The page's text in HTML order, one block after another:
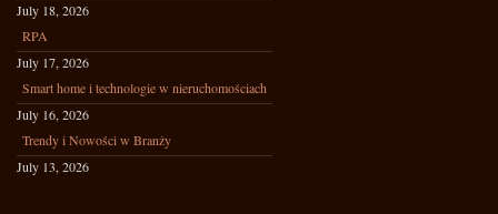
July 18, 2026
RPA
July 17, 2026
Smart home i technologie w nieruchomościach
July 16, 2026
Trendy i Nowości w Branży
July 13, 2026